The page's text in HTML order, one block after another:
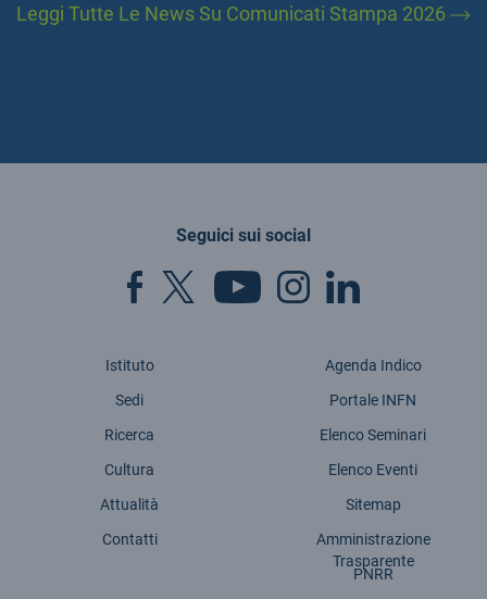
Leggi Tutte Le News Su Comunicati Stampa 2026
Seguici sui social
Istituto
Sedi
Ricerca
Cultura
Attualità
Contatti
Agenda Indico
Portale INFN
Elenco Seminari
Elenco Eventi
Sitemap
Amministrazione
Trasparente
PNRR